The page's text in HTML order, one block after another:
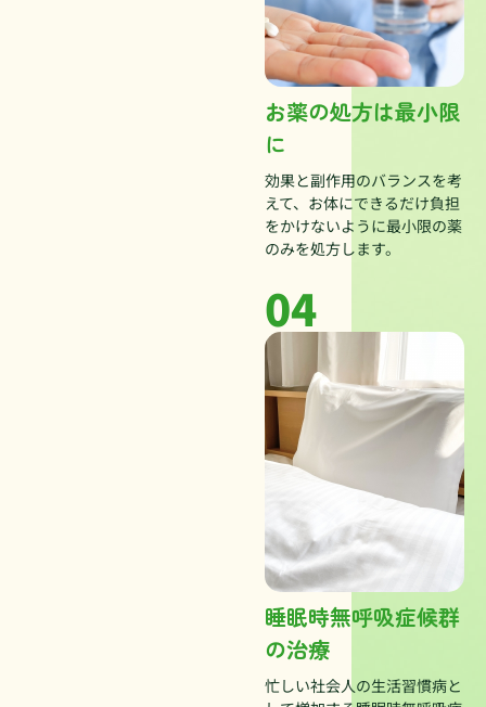
お薬の処方は最小限
に
効果と副作用のバランスを考
えて、お体にできるだけ負担
をかけないように最小限の薬
のみを処方します。
04
睡眠時無呼吸症候群
の治療
忙しい社会人の生活習慣病と